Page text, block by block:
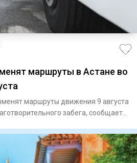
маршруты в Астане во
маршруты движения 9 августа
забега, сообщает